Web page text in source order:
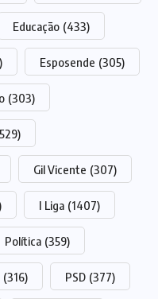
Educação (433)
Esposende (305)
(303)
Gil Vicente (307)
I Liga (1407)
Política (359)
(316) PSD (377)